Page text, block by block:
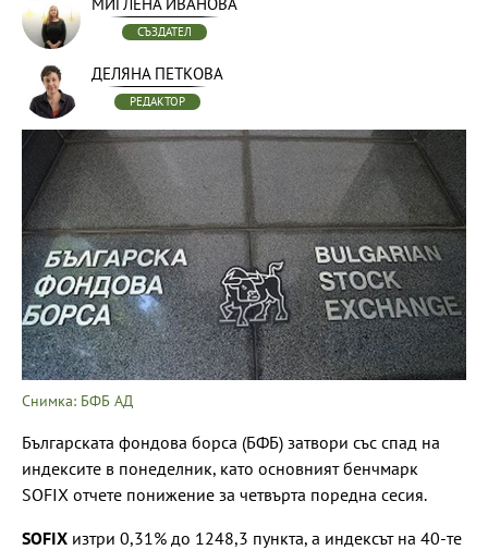
СЪЗДАТЕЛ
ДЕЛЯНА ПЕТКОВА
РЕДАКТОР
Снимка: БФБ АД
Българската фондова борса (БФБ) затвори със спад на
индексите в понеделник, като основният бенчмарк
SOFIX отчете понижение за четвърта поредна сесия.
SOFIX изтри 0,31% до 1248,3 пункта, а индексът на 40-те